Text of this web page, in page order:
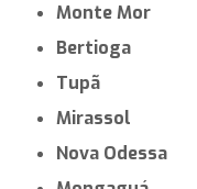
Monte Mor
Bertioga
Tupã
Mirassol
Nova Odessa